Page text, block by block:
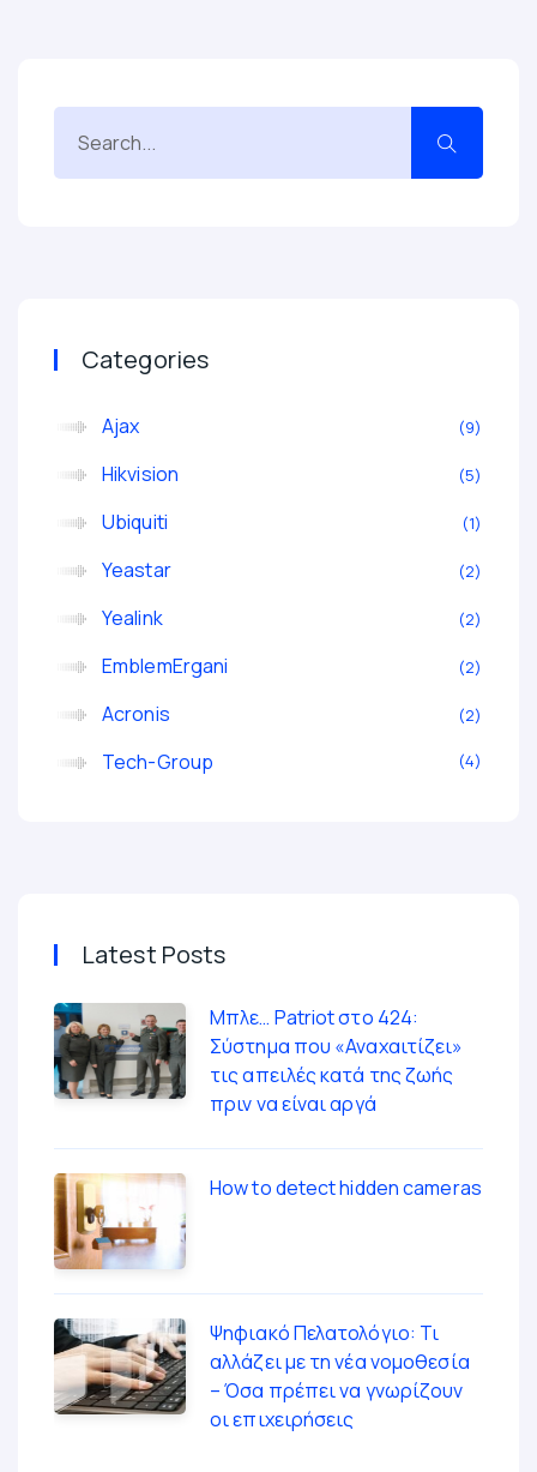
Categories
Ajax 9
Hikvision 5
Ubiquiti 1
Yeastar 2
Yealink 2
EmblemErgani 2
Acronis 2
Tech-Group 4
Latest Posts
Μπλε… Patriot στο 424:
Σύστημα που «Αναχαιτίζει»
τις απειλές κατά της ζωής
πριν να είναι αργά
How to detect hidden cameras
Ψηφιακό Πελατολόγιο: Τι
αλλάζει με τη νέα νομοθεσία
– Όσα πρέπει να γνωρίζουν
οι επιχειρήσεις